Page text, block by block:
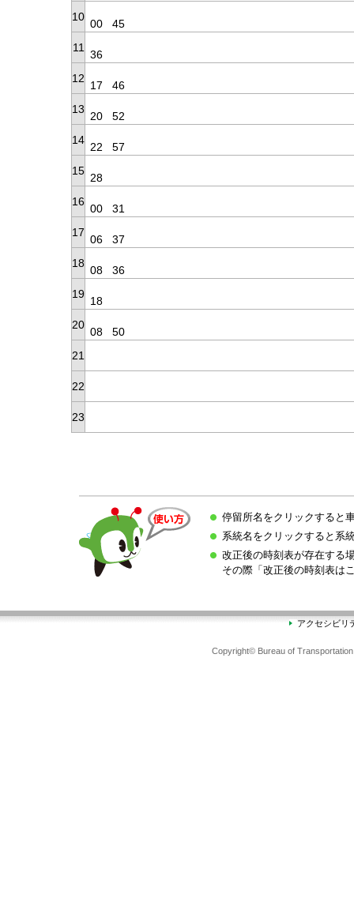
10
00
45
11
36
12
17
46
13
20
52
14
22
57
15
28
16
00
31
17
06
37
18
08
36
19
18
20
08
50
21
22
23
停留所名をクリックすると
系統名をクリックすると系
改正後の時刻表が存在する
その際「改正後の時刻表は
アクセシビリ
Copyright© Bureau of